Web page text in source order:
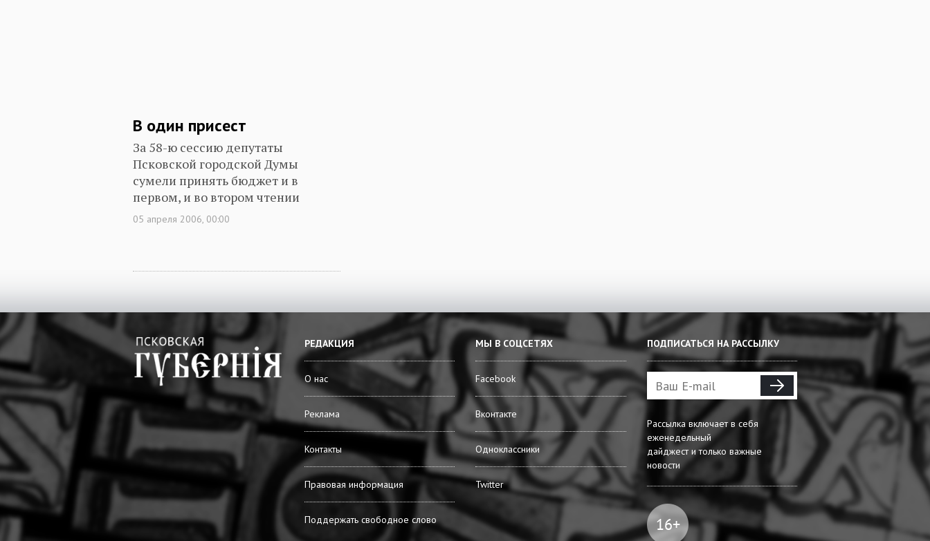
В один присест
За 58-ю сессию депутаты
Псковской городской Думы
сумели принять бюджет и в
первом, и во втором чтении
05 апреля 2006, 00:00
РЕДАКЦИЯ
О нас
Реклама
Контакты
Правовая информация
Поддержать свободное слово
МЫ В СОЦСЕТЯХ
Facebook
Вконтакте
Одноклассники
Twitter
ПОДПИСАТЬСЯ НА РАССЫЛКУ
Рассылка включает в себя
еженедельный
дайджест и только важные
новости